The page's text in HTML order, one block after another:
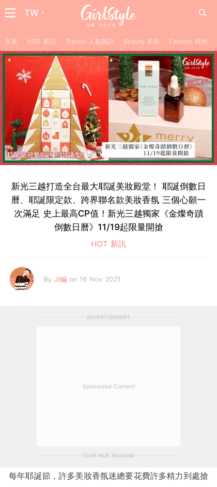
TW
主頁 HOT 新訊 Trendy 人氣熱話 Beauty 美妝 Fashion 時尚
新光三越打造全台最大耶誕美妝殿堂！ 耶誕倒數日
曆、耶誕限定款、跨界聯名款美妝香氛 三個心願一
次滿足 史上最高CP值！新光三越獨家《金燦奇蹟
倒數日曆》11/19起限量開搶
HOT 新訊
By JI編 on 16 Nov 2021
ADVERTISEMENT
Sponsored Content
CONTINUE READING
每年耶誕節，許多美妝香氛迷總要花費許多精力到處搶